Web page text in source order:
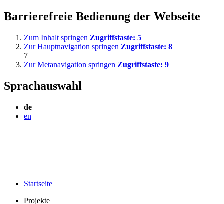
Barrierefreie Bedienung der Webseite
Zum Inhalt springen Zugriffstaste: 5
Zur Hauptnavigation springen Zugriffstaste: 8
7
Zur Metanavigation springen Zugriffstaste: 9
Sprachauswahl
de
en
Startseite
Projekte